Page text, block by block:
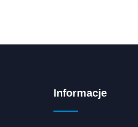
Informacje